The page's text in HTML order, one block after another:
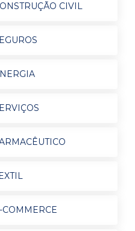
CIVIL
COMMERCE